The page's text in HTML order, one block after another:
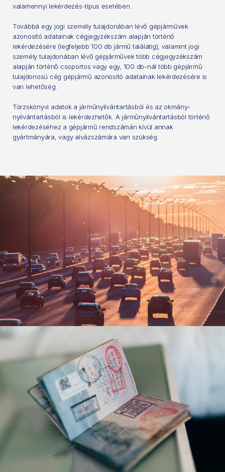
valamennyi lekérdezés-típus esetében.
Továbbá egy jogi személy tulajdonában lévő gépjárművek
azonosító adatainak cégjegyzékszám alapján történő
lekérdezésére (legfeljebb 100 db jármű találatig), valamint jogi
személy tulajdonában lévő gépjárművek több cégjegyzékszám
alapján történő csoportos vagy egy, 100 db-nál több gépjármű
tulajdonosú cég gépjármű azonosító adatainak lekérdezésére is
van lehetőség.
Törzskönyvi adatok a járműnyilvántartásból és az okmány-
nyilvántartásból is lekérdezhetők. A járműnyilvántartásból történő
lekérdezéséhez a gépjármű rendszámán kívül annak
gyártmányára, vagy alvázszámára van szükség.